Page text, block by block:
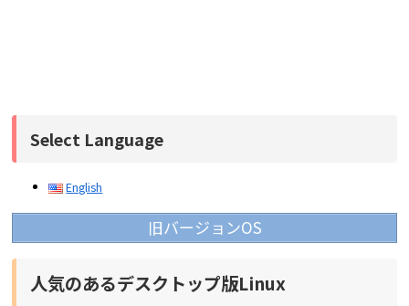
Select Language
English
旧バージョンOS
人気のあるデスクトップ版Linux